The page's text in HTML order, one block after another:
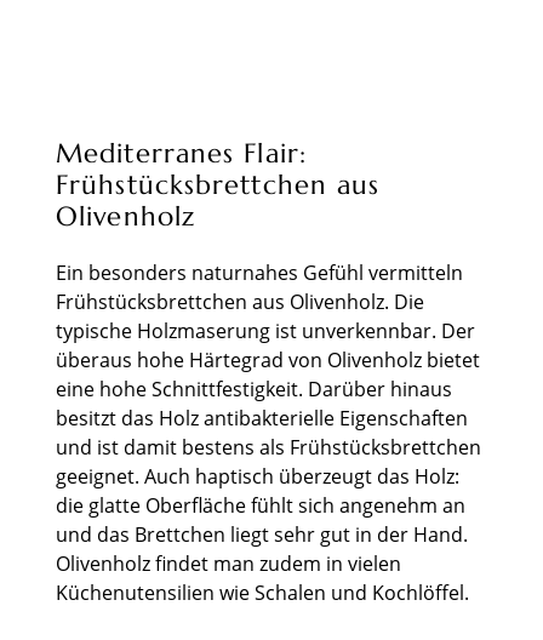
Mediterranes Flair:
Frühstücksbrettchen aus
Olivenholz
Ein besonders naturnahes Gefühl vermitteln
Frühstücksbrettchen aus Olivenholz. Die
typische Holzmaserung ist unverkennbar. Der
überaus hohe Härtegrad von Olivenholz bietet
eine hohe Schnittfestigkeit. Darüber hinaus
besitzt das Holz antibakterielle Eigenschaften
und ist damit bestens als Frühstücksbrettchen
geeignet. Auch haptisch überzeugt das Holz:
die glatte Oberfläche fühlt sich angenehm an
und das Brettchen liegt sehr gut in der Hand.
Olivenholz findet man zudem in vielen
Küchenutensilien wie Schalen und Kochlöffel.